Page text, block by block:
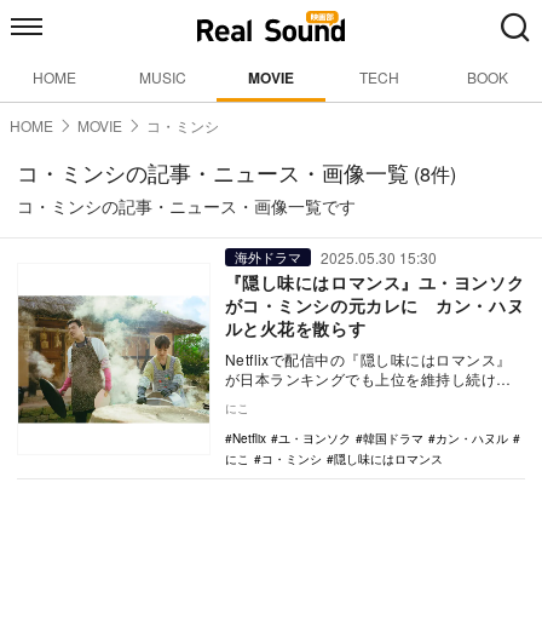
HOME MUSIC MOVIE TECH BOOK
HOME MOVIE コ・ミンシ
コ・ミンシの記事・ニュース・画像一覧 (8件)
コ・ミンシの記事・ニュース・画像一覧です
海外ドラマ 2025.05.30 15:30
『隠し味にはロマンス』ユ・ヨンソク
がコ・ミンシの元カレに カン・ハヌ
ルと火花を散らす
Netflixで配信中の『隠し味にはロマンス』
が日本ランキングでも上位を維持し続けて
圧倒…
にこ
Netflix
ユ・ヨンソク 韓国ドラマ
カン・ハヌル
にこ
コ・ミンシ 隠し味にはロマンス